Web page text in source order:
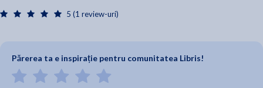
5 (1 review-uri)
Părerea ta e inspirație pentru comunitatea Libris!